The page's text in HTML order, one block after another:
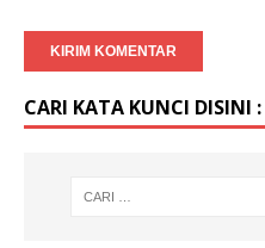
CARI KATA KUNCI DISINI :